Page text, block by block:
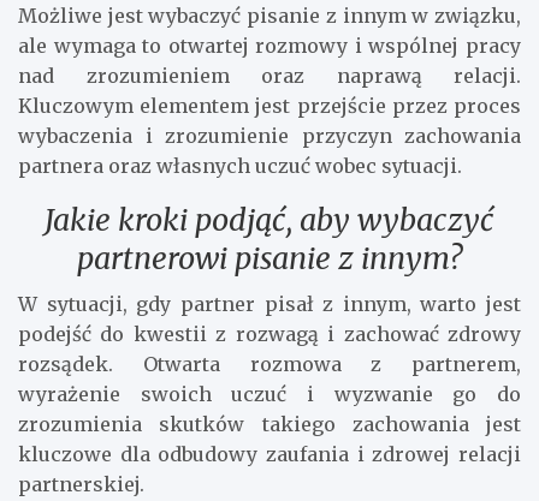
Możliwe jest wybaczyć pisanie z innym w związku,
ale wymaga to otwartej rozmowy i wspólnej pracy
nad zrozumieniem oraz naprawą relacji.
Kluczowym elementem jest przejście przez proces
wybaczenia i zrozumienie przyczyn zachowania
partnera oraz własnych uczuć wobec sytuacji.
Jakie kroki podjąć, aby wybaczyć
partnerowi pisanie z innym?
W sytuacji, gdy partner pisał z innym, warto jest
podejść do kwestii z rozwagą i zachować zdrowy
rozsądek. Otwarta rozmowa z partnerem,
wyrażenie swoich uczuć i wyzwanie go do
zrozumienia skutków takiego zachowania jest
kluczowe dla odbudowy zaufania i zdrowej relacji
partnerskiej.